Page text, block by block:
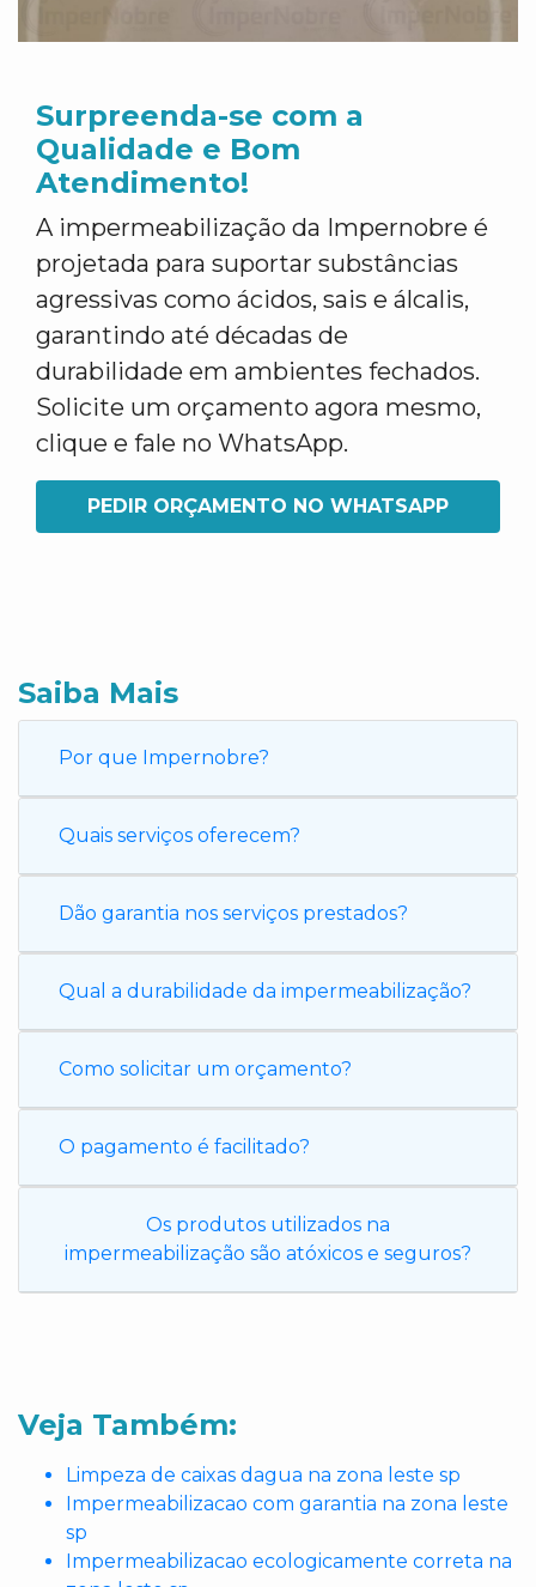
Surpreenda-se com a
Qualidade e Bom
Atendimento!
A impermeabilização da Impernobre é
projetada para suportar substâncias
agressivas como ácidos, sais e álcalis,
garantindo até décadas de
durabilidade em ambientes fechados.
Solicite um orçamento agora mesmo,
clique e fale no WhatsApp.
PEDIR ORÇAMENTO NO WHATSAPP
Saiba Mais
Por que Impernobre?
Quais serviços oferecem?
Dão garantia nos serviços prestados?
Qual a durabilidade da impermeabilização?
Como solicitar um orçamento?
O pagamento é facilitado?
Os produtos utilizados na
impermeabilização são atóxicos e seguros?
Veja Também:
Limpeza de caixas dagua na zona leste sp
Impermeabilizacao com garantia na zona leste
sp
Impermeabilizacao ecologicamente correta na